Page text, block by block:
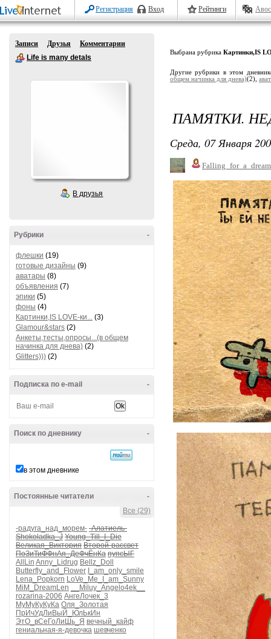
Регистрация Вход Рейтинги
Записи Друзья
Комментарии
Life is many detals
В друзья
-
Рубрики
флешки (19)
готовые дизайны (9)
аватары (8)
объявления (7)
эпики (5)
фоны (4)
Картинки,IS LOVE-ки... (3)
Glamour&stars (2)
Анкеты,тесты,опросы...(в общем
начинка для днева) (2)
Glitters))) (2)
-
Подписка по e-mail
-
Поиск по дневнику
в этом дневнике
-
Постоянные читатели
Все (29)
-радуга_над_морем- -Алатиель-
Shokoladka_J Young_Till_I_Die
Великая_Виктория Второй-рассвет
ПоЗиТиФФнАя_ДеФчЁнКа пупсЫГ
AllLin Anny_Lidrug Bellz_Doll
Butterfly_and_Flower
I_am_only_smile
Lena_Popkorn LoVe_Me_I_am_Sunny
MiM_DreamLen
__Miluy_Angelo4ek__
rozarina-2006 АнгеЛочек_3
МуМуКуКуКа Оля_Золотая
ПрИчУдЛиВыЙ_ЮлЬкИн
ЭтО_вСеГоЛиШь_Я вечный_кайф
гениальная-я-девочка шевченко
Выбрана рубрика Картинки,IS
Другие рубрики в этом
общем начинка для днева)(2),
ПАМЯТКИ.
Среда, 07 Января
Falling_for_a_dream